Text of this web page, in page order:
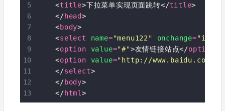
    <
title>下拉菜单实现页面跳转</title>
    </
head>
    <
body>
    <
select name="menu122" onchange=
    <
option value="#">友情链接站点</option
    <
option value="http://www.baidu.com"
    </
select>
    </
body>
    </
html